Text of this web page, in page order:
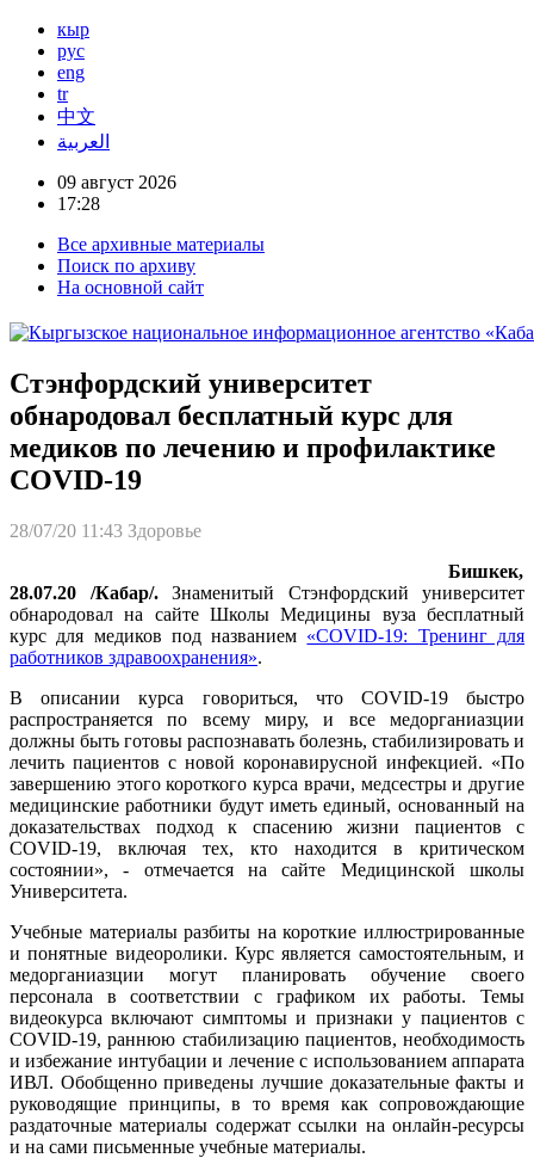
кыр
рус
eng
tr
中文
العربية
09 август 2026
17:28
Все архивные материалы
Поиск по архиву
На основной сайт
Стэнфордский университет
обнародовал бесплатный курс для
медиков по лечению и профилактике
COVID-19
28/07/20 11:43 Здоровье
Бишкек,
28.07.20 /Кабар/.Знаменитый Стэнфордский университет
обнародовал на сайте Школы Медицины вуза бесплатный
курс для медиков под названием «COVID-19: Тренинг для
работников здравоохранения».
В описании курса говориться, что COVID-19 быстро
распространяется по всему миру, и все медорганиазции
должны быть готовы распознавать болезнь, стабилизировать и
лечить пациентов с новой коронавирусной инфекцией. «По
завершению этого короткого курса врачи, медсестры и другие
медицинские работники будут иметь единый, основанный на
доказательствах подход к спасению жизни пациентов с
COVID-19, включая тех, кто находится в критическом
состоянии», - отмечается на сайте Медицинской школы
Университета.
Учебные материалы разбиты на короткие иллюстрированные
и понятные видеоролики. Курс является самостоятельным, и
медорганиазции могут планировать обучение своего
персонала в соответствии с графиком их работы. Темы
видеокурса включают симптомы и признаки у пациентов с
COVID-19, раннюю стабилизацию пациентов, необходимость
и избежание интубации и лечение с использованием аппарата
ИВЛ. Обобщенно приведены лучшие доказательные факты и
руководящие принципы, в то время как сопровождающие
раздаточные материалы содержат ссылки на онлайн-ресурсы
и на сами письменные учебные материалы.